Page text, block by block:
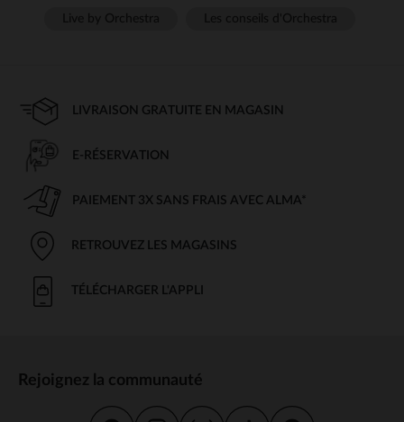
LIVRAISON GRATUITE EN MAGASIN
E-RÉSERVATION
PAIEMENT 3X SANS FRAIS AVEC ALMA*
RETROUVEZ LES MAGASINS
TÉLÉCHARGER L'APPLI
Rejoignez la communauté